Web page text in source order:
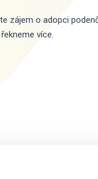
zájem o adopci
více.